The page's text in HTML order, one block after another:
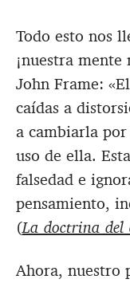
Todo esto nos
¡nuestra
John Frame:
caídas a
a cambiarla
uso de ella.
falsedad e
pensamiento,
(La doctrina del
Ahora, nuestro